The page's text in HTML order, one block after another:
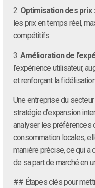
2. Optimisation des prix :
les prix en temps réel,
compétitifs.
3. Amélioration de
l’expérience utilisateur,
et renforçant la
Une entreprise du
stratégie d’expansion
analyser les préférences
consommation locales,
manière précise, ce qui a
de sa part de marché en
## Étapes clés pour